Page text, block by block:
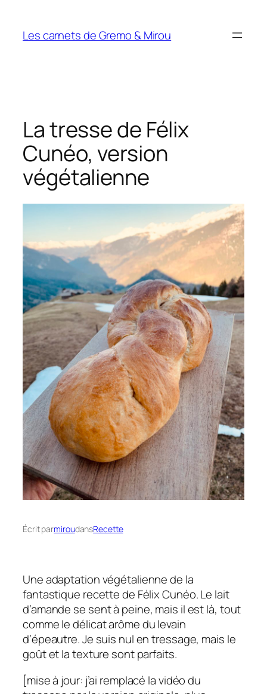
contenu
Les carnets de Gremo & Mirou
La tresse de Félix
Cunéo, version
végétalienne
Écrit parmiroudansRecette
Une adaptation végétalienne de la
fantastique recette de Félix Cunéo. Le lait
d’amande se sent à peine, mais il est là, tout
comme le délicat arôme du levain
d’épeautre. Je suis nul en tressage, mais le
goût et la texture sont parfaits.
[mise à jour: j’ai remplacé la vidéo du